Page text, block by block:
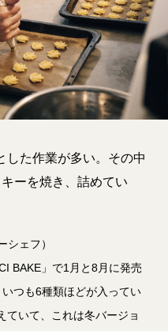
した作業が多い。その中
ーを焼き、詰めてい
ェフ）
BAKE」で1月と8月に発売
つも6種類ほどが入ってい
ていて、これは冬バージョ